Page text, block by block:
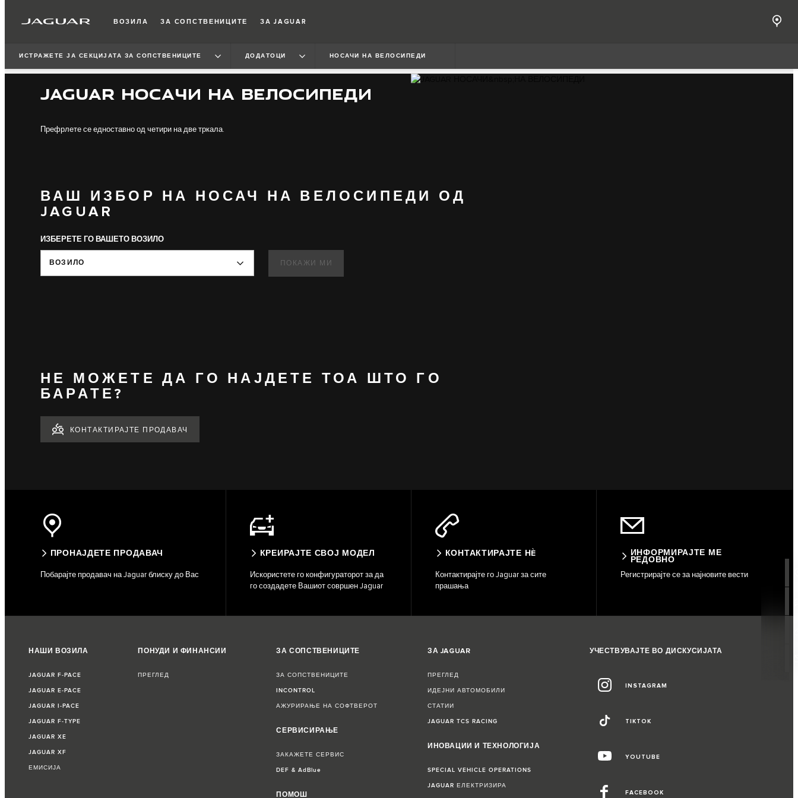
ВОЗИЛА ЗА СОПСТВЕНИЦИТЕ ЗА JAGUAR
ИСТРАЖЕТЕ ЈА СЕКЦИЈАТА ЗА СОПСТВЕНИЦИТЕ ДОДАТОЦИ НОСАЧИ НА ВЕЛОСИПЕДИ
JAGUAR НОСАЧИ НА ВЕЛОСИПЕДИ
Префрлете се едноставно од четири на две тркала.
ВАШ ИЗБОР НА НОСАЧ НА ВЕЛОСИПЕДИ ОД
JAGUAR
ИЗБЕРЕТЕ ГО ВАШЕТО ВОЗИЛО
ВОЗИЛО ПОКАЖИ МИ
НЕ МОЖЕТЕ ДА ГО НАЈДЕТЕ ТОА ШТО ГО
БАРАТЕ?
КОНТАКТИРАЈТЕ ПРОДАВАЧ
ПРОНАЈДЕТЕ ПРОДАВАЧ
Побарајте продавач на Jaguar блиску до Вас
КРЕИРАЈТЕ СВОЈ МОДЕЛ
Искористете го конфигураторот за да
го создадете Вашиот совршен Jaguar
КОНТАКТИРАЈТЕ НÈ
Контактирајте го Jaguar за сите
прашања
ИНФОРМИРАЈТЕ МЕ
РЕДОВНО
Регистрирајте се за најновите вести
НАШИ ВОЗИЛА
JAGUAR F‑PACE
JAGUAR E‑PACE
JAGUAR I‑PACE
JAGUAR F‑TYPE
JAGUAR XE
JAGUAR XF
ЕМИСИЈА
ПОНУДИ И ФИНАНСИИ
ПРЕГЛЕД
ЗА СОПСТВЕНИЦИТЕ
ЗА СОПСТВЕНИЦИТЕ
INCONTROL
АЖУРИРАЊЕ НА СОФТВЕРОТ
СЕРВИСИРАЊЕ
ЗАКАЖЕТЕ СЕРВИС
DEF & AdBlue
ПОМОШ
ЗА JAGUAR
ПРЕГЛЕД
ИДЕЈНИ АВТОМОБИЛИ
СТАТИИ
JAGUAR TCS RACING
ИНОВАЦИИ И ТЕХНОЛОГИЈА
SPECIAL VEHICLE OPERATIONS
JAGUAR ЕЛЕКТРИЗИРА
УЧЕСТВУВАЈТЕ ВО ДИСКУСИЈАТА
INSTAGRAM
TIKTOK
YOUTUBE
FACEBOOK